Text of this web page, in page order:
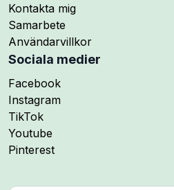
Kontakta mig
Samarbete
Användarvillkor
Sociala medier
Följ mig på
Facebook
Följ mig på
Instagram
Följ mig på
TikTok
Följ mig på
Youtube
Följ mig på
Pinterest